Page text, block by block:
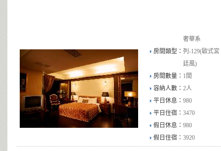
房間類型：
奢華系
列-129(歐式宮
廷風)
房間數量： 1間
容納人數： 2人
平日休息： 980
平日住宿： 3470
假日休息： 980
假日住宿： 3920